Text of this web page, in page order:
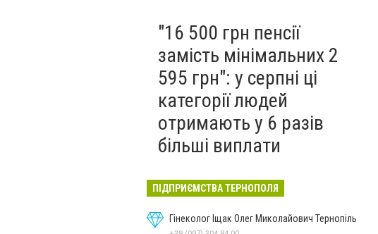
"16 500 грн пенсії
замість мінімальних 2
595 грн": у серпні ці
категорії людей
отримають у 6 разів
більші виплати
ПІДПРИЄМСТВА ТЕРНОПОЛЯ
Гінеколог Іщак Олег Миколайович Тернопіль